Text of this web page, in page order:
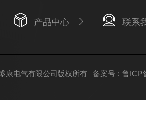
产品中心 联系
康电气有限公司版权所有 备案号：鲁ICP